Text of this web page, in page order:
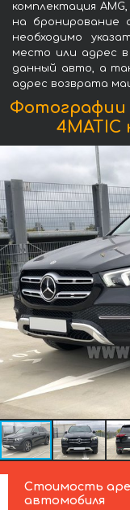
комплектация
на бронирование
необходимо
место или адрес
данный авто, а
адрес возврата
Фотографии
4MATIC
Стоимость
автомобиля